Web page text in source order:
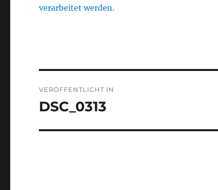
verarbeitet werden.
VERÖFFENTLICHT IN
DSC_0313